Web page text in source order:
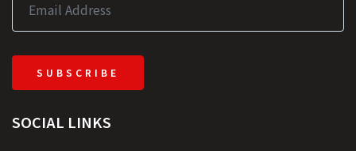
SUBSCRIBE
SOCIAL LINKS